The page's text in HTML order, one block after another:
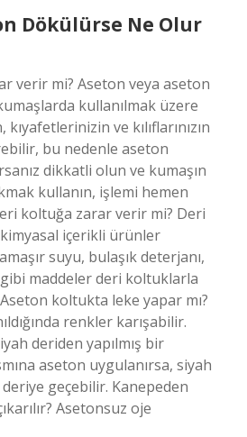
Dökülürse Ne Olur
verir mi? Aseton veya aseton
kullanılmak üzere
ve kılıflarınızın
bu nedenle aseton
dikkatli olun ve kumaşın
kullanın, işlemi hemen
koltuğa zarar verir mi? Deri
içerikli ürünler
suyu, bulaşık deterjanı,
maddeler deri koltuklarla
koltukta leke yapar mı?
renkler karışabilir.
deriden yapılmış bir
aseton uygulanırsa, siyah
geçebilir. Kanepeden
Asetonsuz oje